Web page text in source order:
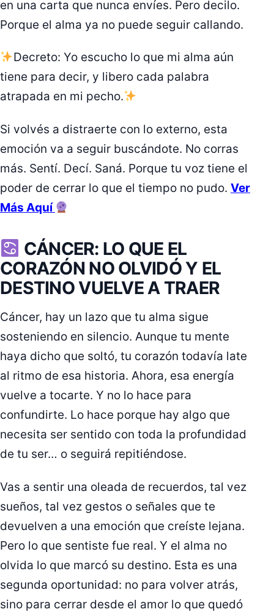
en una carta que nunca envíes. Pero decilo.
Porque el alma ya no puede seguir callando.
Decreto: Yo escucho lo que mi alma aún
tiene para decir, y libero cada palabra
atrapada en mi pecho.
Si volvés a distraerte con lo externo, esta
emoción va a seguir buscándote. No corras
más. Sentí. Decí. Saná. Porque tu voz tiene el
poder de cerrar lo que el tiempo no pudo. Ver
Más Aquí
CÁNCER: LO QUE EL
CORAZÓN NO OLVIDÓ Y EL
DESTINO VUELVE A TRAER
Cáncer, hay un lazo que tu alma sigue
sosteniendo en silencio. Aunque tu mente
haya dicho que soltó, tu corazón todavía late
al ritmo de esa historia. Ahora, esa energía
vuelve a tocarte. Y no lo hace para
confundirte. Lo hace porque hay algo que
necesita ser sentido con toda la profundidad
de tu ser… o seguirá repitiéndose.
Vas a sentir una oleada de recuerdos, tal vez
sueños, tal vez gestos o señales que te
devuelven a una emoción que creíste lejana.
Pero lo que sentiste fue real. Y el alma no
olvida lo que marcó su destino. Esta es una
segunda oportunidad: no para volver atrás,
sino para cerrar desde el amor lo que quedó